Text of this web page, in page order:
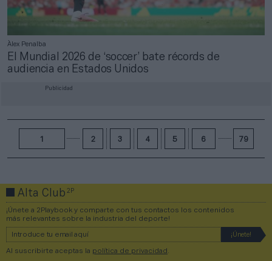
Publicidad
Àlex Penalba
El Mundial 2026 de ‘soccer’ bate récords de
audiencia en Estados Unidos
1 2 3 4 5 6 79
Alta Club2P
¡Únete a 2Playbook y comparte con tus contactos los contenidos
más relevantes sobre la industria del deporte!
Al suscribirte aceptas la política de privacidad